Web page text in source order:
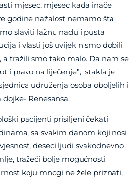
mjesec, mjesec kada inače
godine nažalost nemamo šta
slaviti lažnu nadu i pusta
i vlasti još uvijek nismo dobili
a tražili smo tako malo. Da nam se
i pravo na liječenje”, istakla je
udruženja osoba oboljelih i
Renesansa.
pacijenti prisiljeni čekati
sa svakim danom koji nosi
deseci ljudi svakodnevno
tražeći bolje mogućnosti
koju mnogi ne žele priznati,